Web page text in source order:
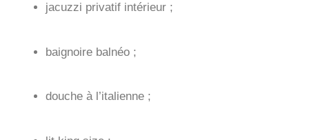
jacuzzi privatif intérieur ;
baignoire balnéo ;
douche à l’italienne ;